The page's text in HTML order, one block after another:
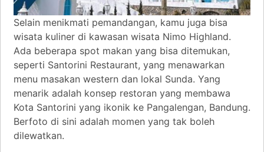
Selain menikmati pemandangan, kamu juga bisa
wisata kuliner di kawasan wisata Nimo Highland.
Ada beberapa spot makan yang bisa ditemukan,
seperti Santorini Restaurant, yang menawarkan
menu masakan western dan lokal Sunda. Yang
menarik adalah konsep restoran yang membawa
Kota Santorini yang ikonik ke Pangalengan, Bandung.
Berfoto di sini adalah momen yang tak boleh
dilewatkan.